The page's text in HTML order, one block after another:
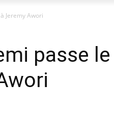
Jeremy Awori
passe le